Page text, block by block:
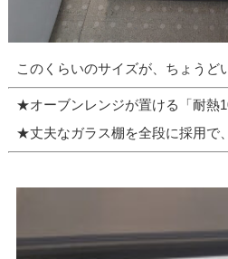
このくらいのサイズが、ちょうど
★オーブンレンジが置ける「耐熱
★丈夫なガラス棚を全段に採用で